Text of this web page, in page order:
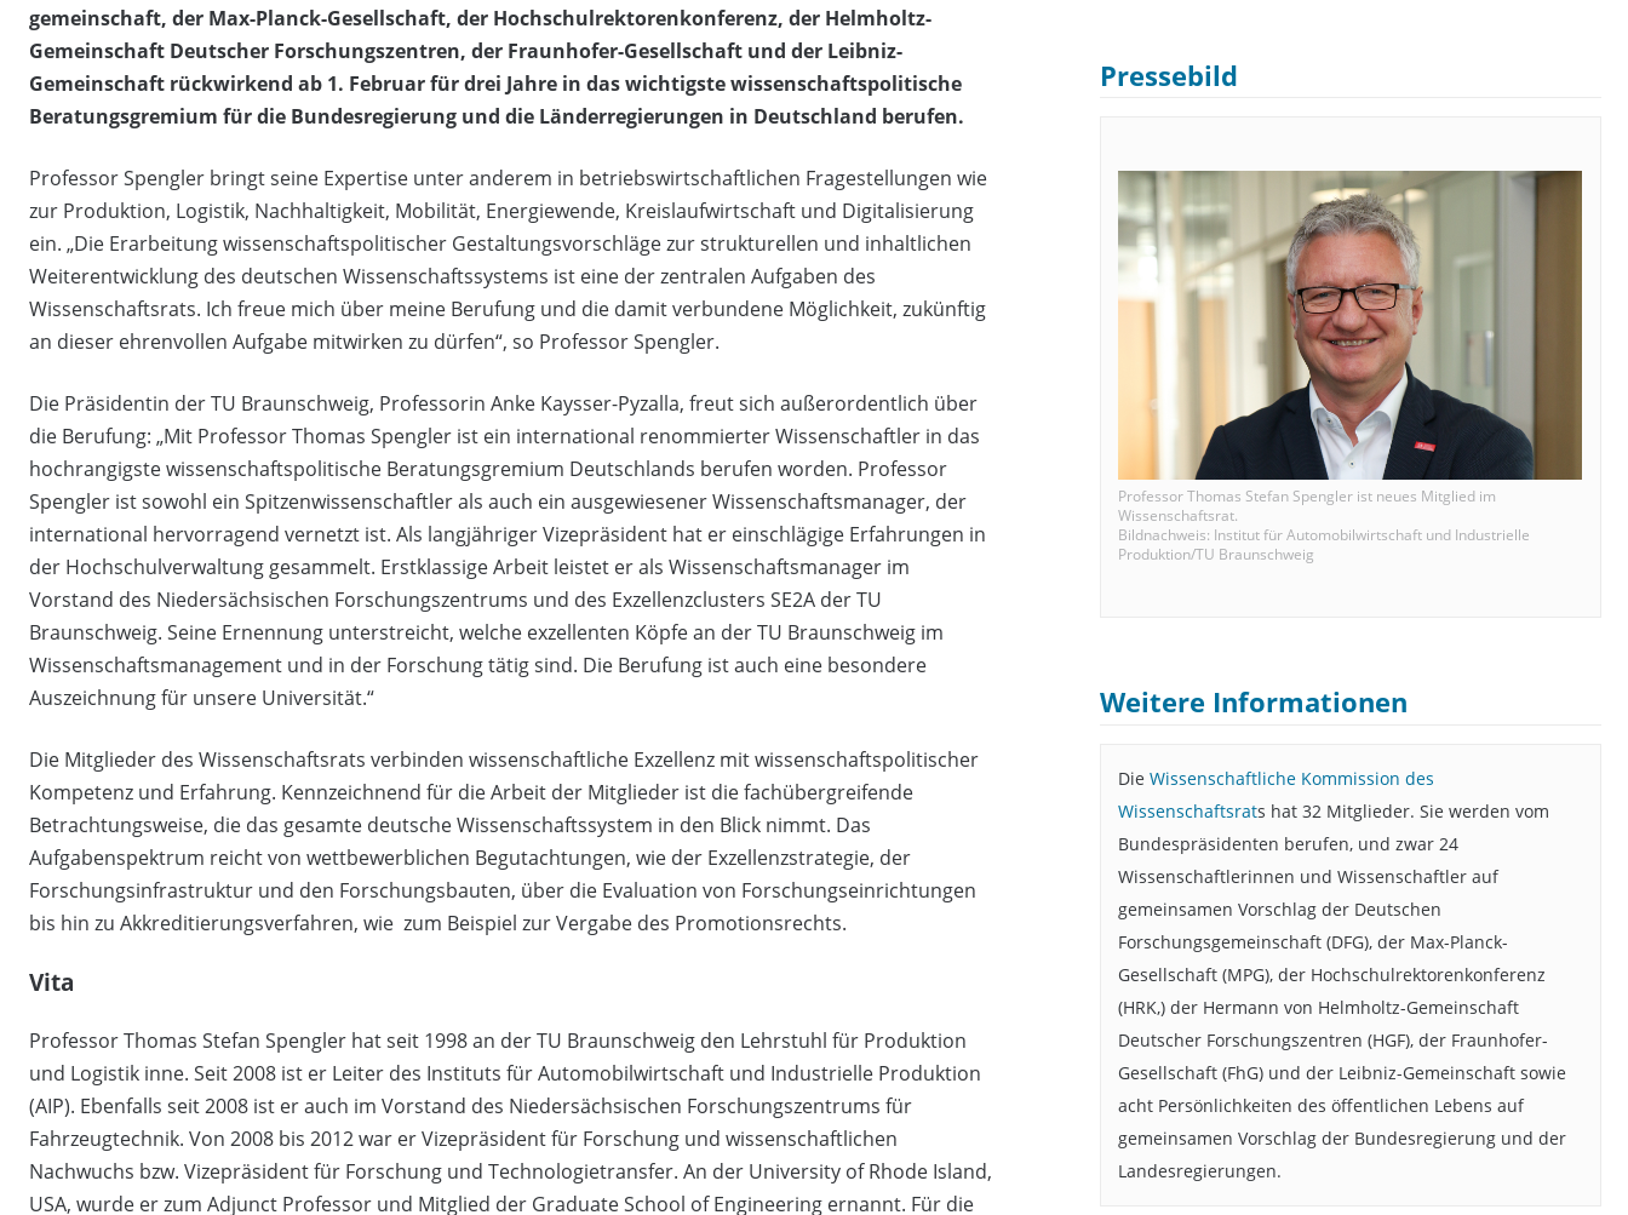
gemeinschaft, der Max-Planck-Gesellschaft, der Hochschulrektorenkonferenz, der Helmholtz-
Gemeinschaft Deutscher Forschungszentren, der Fraunhofer-Gesellschaft und der Leibniz-
Gemeinschaft rückwirkend ab 1. Februar für drei Jahre in das wichtigste wissenschaftspolitische
Beratungsgremium für die Bundesregierung und die Länderregierungen in Deutschland berufen.
Professor Spengler bringt seine Expertise unter anderem in betriebswirtschaftlichen Fragestellungen wie
zur Produktion, Logistik, Nachhaltigkeit, Mobilität, Energiewende, Kreislaufwirtschaft und Digitalisierung
ein. „Die Erarbeitung wissenschaftspolitischer Gestaltungsvorschläge zur strukturellen und inhaltlichen
Weiterentwicklung des deutschen Wissenschaftssystems ist eine der zentralen Aufgaben des
Wissenschaftsrats. Ich freue mich über meine Berufung und die damit verbundene Möglichkeit, zukünftig
an dieser ehrenvollen Aufgabe mitwirken zu dürfen“, so Professor Spengler.
Die Präsidentin der TU Braunschweig, Professorin Anke Kaysser-Pyzalla, freut sich außerordentlich über
die Berufung: „Mit Professor Thomas Spengler ist ein international renommierter Wissenschaftler in das
hochrangigste wissenschaftspolitische Beratungsgremium Deutschlands berufen worden. Professor
Spengler ist sowohl ein Spitzenwissenschaftler als auch ein ausgewiesener Wissenschaftsmanager, der
international hervorragend vernetzt ist. Als langjähriger Vizepräsident hat er einschlägige Erfahrungen in
der Hochschulverwaltung gesammelt. Erstklassige Arbeit leistet er als Wissenschaftsmanager im
Vorstand des Niedersächsischen Forschungszentrums und des Exzellenzclusters SE2A der TU
Braunschweig. Seine Ernennung unterstreicht, welche exzellenten Köpfe an der TU Braunschweig im
Wissenschaftsmanagement und in der Forschung tätig sind. Die Berufung ist auch eine besondere
Auszeichnung für unsere Universität.“
Die Mitglieder des Wissenschaftsrats verbinden wissenschaftliche Exzellenz mit wissenschaftspolitischer
Kompetenz und Erfahrung. Kennzeichnend für die Arbeit der Mitglieder ist die fachübergreifende
Betrachtungsweise, die das gesamte deutsche Wissenschaftssystem in den Blick nimmt. Das
Aufgabenspektrum reicht von wettbewerblichen Begutachtungen, wie der Exzellenzstrategie, der
Forschungsinfrastruktur und den Forschungsbauten, über die Evaluation von Forschungseinrichtungen
bis hin zu Akkreditierungsverfahren, wie zum Beispiel zur Vergabe des Promotionsrechts.
Vita
Professor Thomas Stefan Spengler hat seit 1998 an der TU Braunschweig den Lehrstuhl für Produktion
und Logistik inne. Seit 2008 ist er Leiter des Instituts für Automobilwirtschaft und Industrielle Produktion
(AIP). Ebenfalls seit 2008 ist er auch im Vorstand des Niedersächsischen Forschungszentrums für
Fahrzeugtechnik. Von 2008 bis 2012 war er Vizepräsident für Forschung und wissenschaftlichen
Nachwuchs bzw. Vizepräsident für Forschung und Technologietransfer. An der University of Rhode Island,
USA, wurde er zum Adjunct Professor und Mitglied der Graduate School of Engineering ernannt. Für die
Pressebild
Professor Thomas Stefan Spengler ist neues Mitglied im
Wissenschaftsrat.
Bildnachweis: Institut für Automobilwirtschaft und Industrielle
Produktion/TU Braunschweig
Weitere Informationen
DieWissenschaftliche Kommission des
Wissenschaftsrats hat 32 Mitglieder. Sie werden vom
Bundespräsidenten berufen, und zwar 24
Wissenschaftlerinnen und Wissenschaftler auf
gemeinsamen Vorschlag der Deutschen
Forschungsgemeinschaft (DFG), der Max-Planck-
Gesellschaft (MPG), der Hochschulrektorenkonferenz
(HRK,) der Hermann von Helmholtz-Gemeinschaft
Deutscher Forschungszentren (HGF), der Fraunhofer-
Gesellschaft (FhG) und der Leibniz-Gemeinschaft sowie
acht Persönlichkeiten des öffentlichen Lebens auf
gemeinsamen Vorschlag der Bundesregierung und der
Landesregierungen.